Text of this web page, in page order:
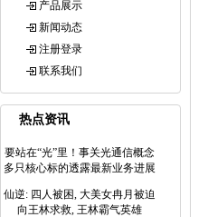
产品展示
新闻动态
注册登录
联系我们
热点资讯
要站在“光”里！事关光通信概念
多只核心标的透露最新业务进展
仙逆: 四人被困, 大美女冉月被迫
向王林求救, 王林霸气英雄